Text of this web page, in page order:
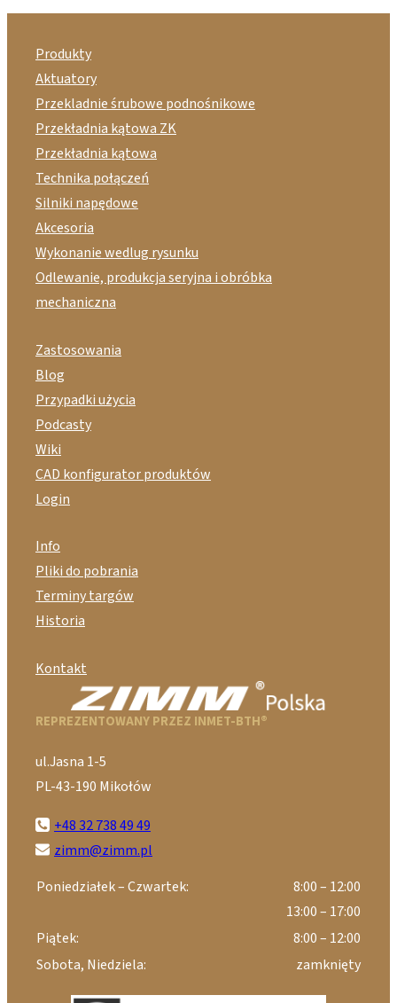
Produkty
Aktuatory
Przekladnie śrubowe podnośnikowe
Przekładnia kątowa ZK
Przekładnia kątowa
Technika połączeń
Silniki napędowe
Akcesoria
Wykonanie wedlug rysunku
Odlewanie, produkcja seryjna i obróbka
mechaniczna
Zastosowania
Blog
Przypadki użycia
Podcasty
Wiki
CAD konfigurator produktów
Login
Info
Pliki do pobrania
Terminy targów
Historia
Kontakt
REPREZENTOWANY PRZEZ INMET-BTH®
ul.Jasna 1-5
PL-43-190 Mikołów
+48 32 738 49 49
zimm@zimm.pl
Poniedziałek – Czwartek:
8:00 – 12:00
13:00 – 17:00
Piątek:
8:00 – 12:00
Sobota, Niedziela:
zamknięty